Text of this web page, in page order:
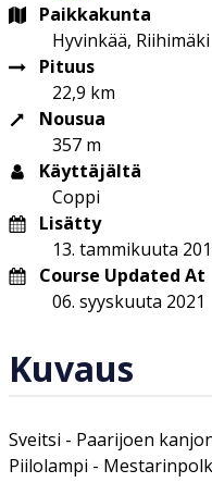
Paikkakunta
Hyvinkää, Riihimäki
Pituus
22,9 km
Nousua
357 m
Käyttäjältä
Coppi
Lisätty
13. tammikuuta
Course Updated At
06. syyskuuta 2021
Kuvaus
Sveitsi - Paarijoen
Piilolampi -